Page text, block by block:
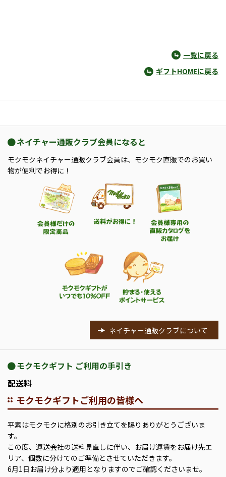
一覧に戻る
ギフトHOMEに戻る
ネイチャー通販クラブ会員になると
モクモクネイチャー通販クラブ会員は、モクモク直販でのお買い
物が便利でお得に！
ネイチャー通販クラブについて
モクモクギフト ご利用の手引き
配送料
モクモクギフトご利用の皆様へ
平素はモクモクに格別のお引き立てを賜りありがとうございま
す。
この度、運送会社の送料見直しに伴い、お届け運賃をお届け先エ
リア、個数に分けてのご準備とさせていただきます。
6月1日お届け分より適用となりますのでご確認くださいませ。